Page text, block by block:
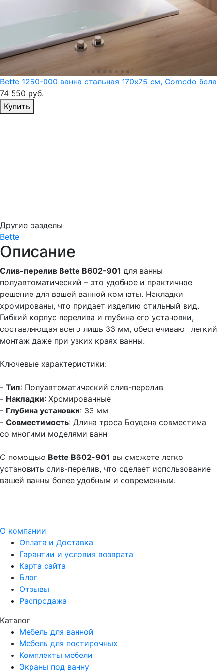
Bette 1250-000 ванна стальная 170х75 см, Comodo
74 550 руб.
Купить
Другие разделы
Bette
Описание
Слив-перелив Bette B602-901 для ванны
полуавтоматический – это удобное и практичное
решение для вашей ванной комнаты. Накладки
хромированы, что придает изделию стильный вид.
Гибкий корпус перелива и глубина его установки,
составляющая всего лишь 33 мм, обеспечивают легкий
монтаж даже при узких краях ванны.
Ключевые характеристики:
- Тип: Полуавтоматический слив-перелив
- Накладки: Хромированные
- Глубина установки: 33 мм
- Совместимость: Длина троса Боудена совместима
со многими моделями ванн
С помощью Bette B602-901 вы сможете легко
установить слив-перелив, что сделает использование
вашей ванны более удобным и современным.
О компании
Оплата и Доставка
Гарантии и условия возврата
Карта сайта
Блог
Отзывы
Распродажа
Каталог
Мебель для ванной
Мебель для постирочных
Комплекты мебели
Экраны под ванну